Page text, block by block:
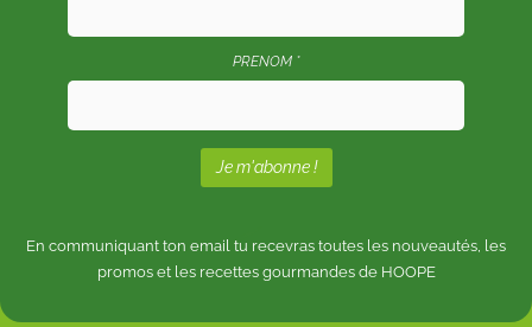
PRENOM *
En communiquant ton email tu recevras toutes les nouveautés, les
promos et les recettes gourmandes de HOOPE